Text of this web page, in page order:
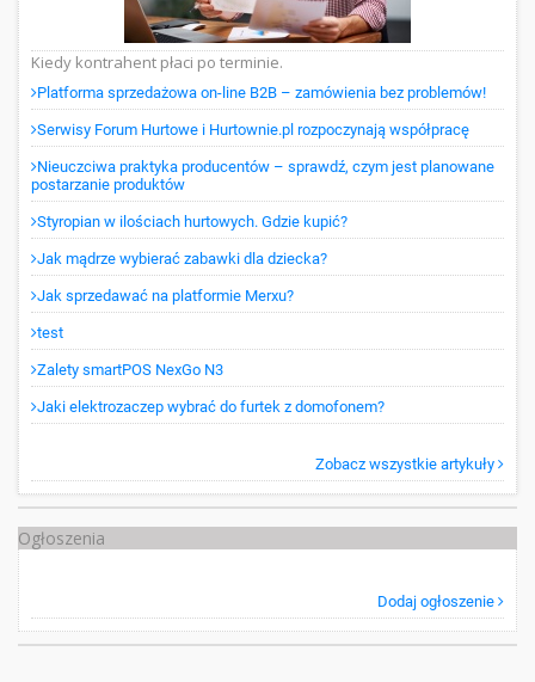
Kiedy kontrahent płaci po terminie.
Platforma sprzedażowa on-line B2B – zamówienia bez problemów!
Serwisy Forum Hurtowe i Hurtownie.pl rozpoczynają współpracę
Nieuczciwa praktyka producentów – sprawdź, czym jest planowane
postarzanie produktów
Styropian w ilościach hurtowych. Gdzie kupić?
Jak mądrze wybierać zabawki dla dziecka?
Jak sprzedawać na platformie Merxu?
test
Zalety smartPOS NexGo N3
Jaki elektrozaczep wybrać do furtek z domofonem?
Zobacz wszystkie artykuły
Ogłoszenia
Dodaj ogłoszenie